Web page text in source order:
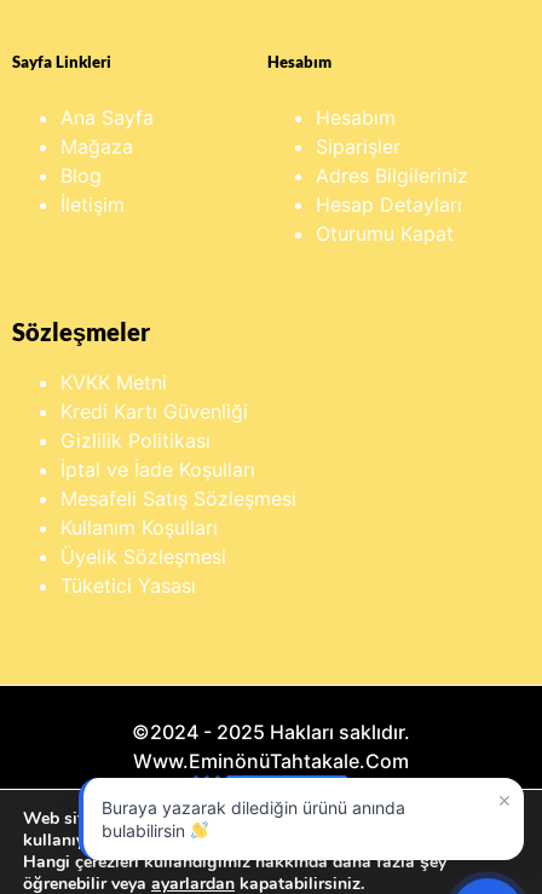
Sayfa Linkleri
Ana Sayfa
Mağaza
Blog
İletişim
Hesabım
Hesabım
Siparişler
Adres Bilgileriniz
Hesap Detayları
Oturumu Kapat
Sözleşmeler
KVKK Metni
Kredi Kartı Güvenliği
Gizlilik Politikası
İptal ve İade Koşulları
Mesafeli Satış Sözleşmesi
Kullanım Koşulları
Üyelik Sözleşmesi
Tüketici Yasası
©2024 - 2025 Hakları saklıdır.
Www.EminönüTahtakale.Com
Bu website "Sosyal Megapixel" projesidir.
×
Buraya yazarak dilediğin ürünü anında
bulabilirsin
Web sitemizde size en iyi deneyimi sunmak için çerezleri
kullanıyoruz.
Hangi çerezleri kullandığımız hakkında daha fazla şey
öğrenebilir veya ayarlardan kapatabilirsiniz.